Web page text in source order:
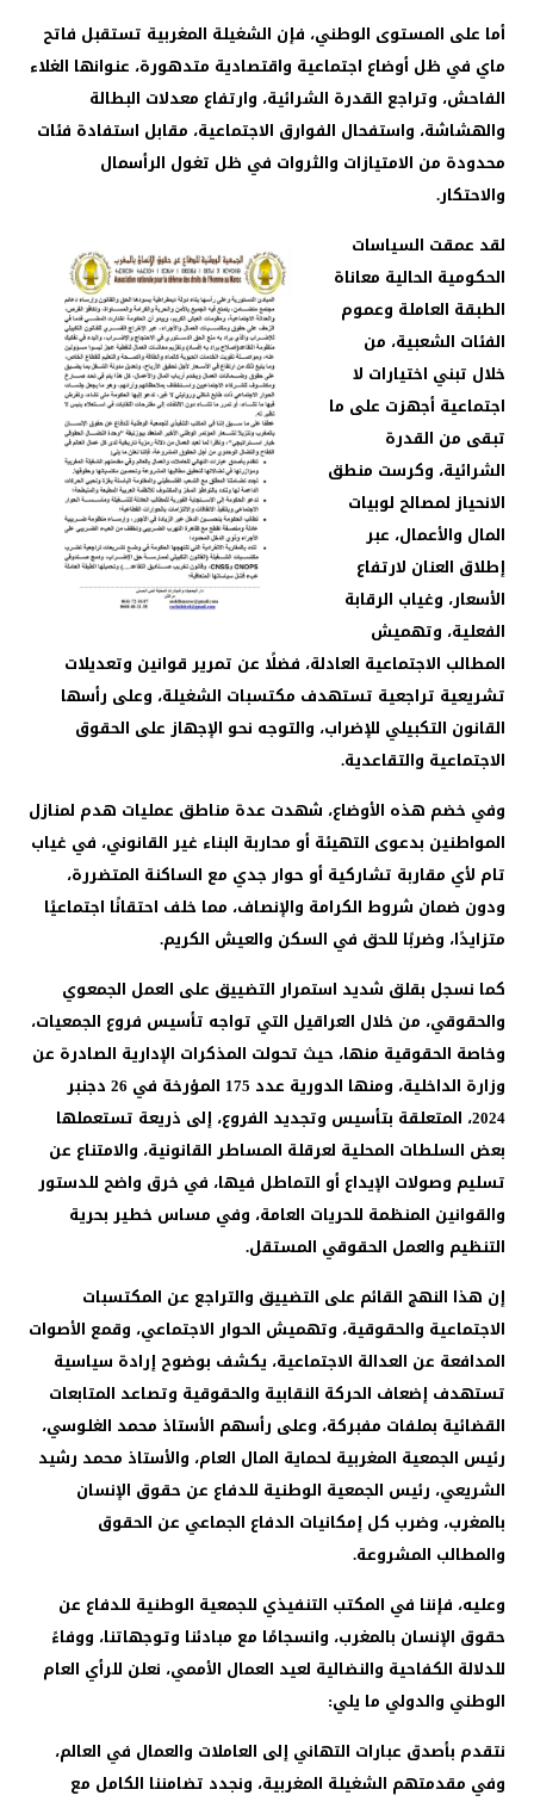
أما على المستوى الوطني، فإن الشغيلة المغربية تستقبل فاتح
ماي في ظل أوضاع اجتماعية واقتصادية متدهورة، عنوانها الغلاء
الفاحش، وتراجع القدرة الشرائية، وارتفاع معدلات البطالة
والهشاشة، واستفحال الفوارق الاجتماعية، مقابل استفادة فئات
محدودة من الامتيازات والثروات في ظل تغول الرأسمال
والاحتكار.
لقد عمقت السياسات
الحكومية الحالية معاناة
الطبقة العاملة وعموم
الفئات الشعبية، من
خلال تبني اختيارات لا
اجتماعية أجهزت على ما
تبقى من القدرة
الشرائية، وكرست منطق
الانحياز لمصالح لوبيات
المال والأعمال، عبر
إطلاق العنان لارتفاع
الأسعار، وغياب الرقابة
الفعلية، وتهميش
المطالب الاجتماعية العادلة، فضلًا عن تمرير قوانين وتعديلات
تشريعية تراجعية تستهدف مكتسبات الشغيلة، وعلى رأسها
القانون التكبيلي للإضراب، والتوجه نحو الإجهاز على الحقوق
الاجتماعية والتقاعدية.
وفي خضم هذه الأوضاع، شهدت عدة مناطق عمليات هدم لمنازل
المواطنين بدعوى التهيئة أو محاربة البناء غير القانوني، في غياب
تام لأي مقاربة تشاركية أو حوار جدي مع الساكنة المتضررة،
ودون ضمان شروط الكرامة والإنصاف، مما خلف احتقانًا اجتماعيًا
متزايدًا، وضربًا للحق في السكن والعيش الكريم.
كما نسجل بقلق شديد استمرار التضييق على العمل الجمعوي
والحقوقي، من خلال العراقيل التي تواجه تأسيس فروع الجمعيات،
وخاصة الحقوقية منها، حيث تحولت المذكرات الإدارية الصادرة عن
وزارة الداخلية، ومنها الدورية عدد 175 المؤرخة في 26 دجنبر
2024، المتعلقة بتأسيس وتجديد الفروع، إلى ذريعة تستعملها
بعض السلطات المحلية لعرقلة المساطر القانونية، والامتناع عن
تسليم وصولات الإيداع أو التماطل فيها، في خرق واضح للدستور
والقوانين المنظمة للحريات العامة، وفي مساس خطير بحرية
التنظيم والعمل الحقوقي المستقل.
إن هذا النهج القائم على التضييق والتراجع عن المكتسبات
الاجتماعية والحقوقية، وتهميش الحوار الاجتماعي، وقمع الأصوات
المدافعة عن العدالة الاجتماعية، يكشف بوضوح إرادة سياسية
تستهدف إضعاف الحركة النقابية والحقوقية وتصاعد المتابعات
القضائية بملفات مفبركة، وعلى رأسهم الأستاذ محمد الغلوسي،
رئيس الجمعية المغربية لحماية المال العام، والأستاذ محمد رشيد
الشريعي، رئيس الجمعية الوطنية للدفاع عن حقوق الإنسان
بالمغرب، وضرب كل إمكانيات الدفاع الجماعي عن الحقوق
والمطالب المشروعة.
وعليه، فإننا في المكتب التنفيذي للجمعية الوطنية للدفاع عن
حقوق الإنسان بالمغرب، وانسجامًا مع مبادئنا وتوجهاتنا، ووفاءً
للدلالة الكفاحية والنضالية لعيد العمال الأممي، نعلن للرأي العام
الوطني والدولي ما يلي:
نتقدم بأصدق عبارات التهاني إلى العاملات والعمال في العالم،
وفي مقدمتهم الشغيلة المغربية، ونجدد تضامننا الكامل مع